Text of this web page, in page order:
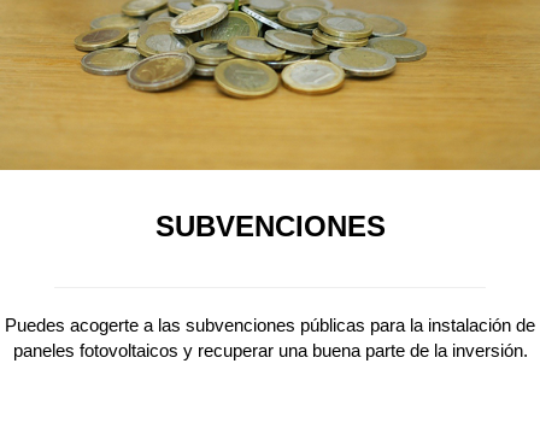
SUBVENCIONES
Puedes acogerte a las subvenciones públicas para la instalación de
paneles fotovoltaicos y recuperar una buena parte de la inversión.